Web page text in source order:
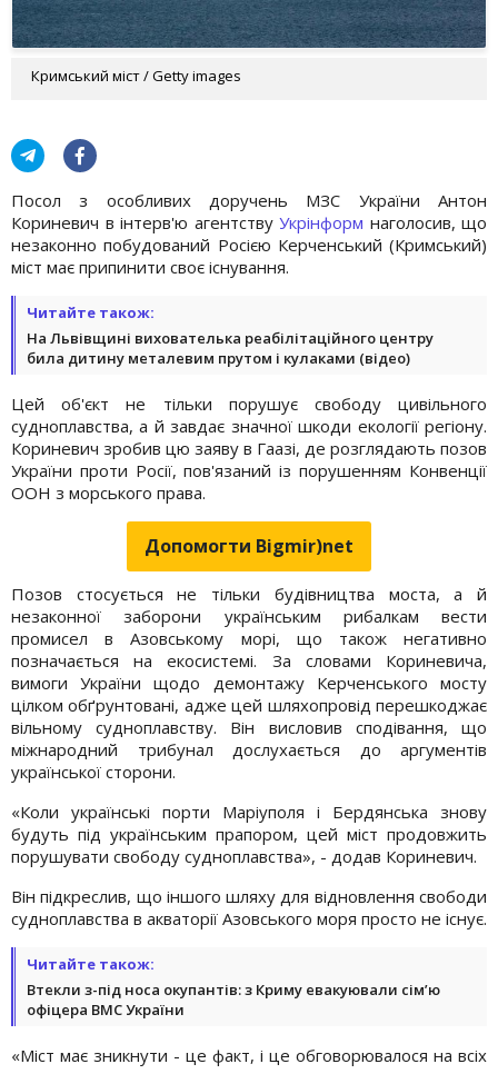
Кримський міст / Getty images
Посол з особливих доручень МЗС України Антон
Кориневич в інтерв'ю агентству Укрінформ наголосив, що
незаконно побудований Росією Керченський (Кримський)
міст має припинити своє існування.
Читайте також:
На Львівщині вихователька реабілітаційного центру
била дитину металевим прутом і кулаками (відео)
Цей об'єкт не тільки порушує свободу цивільного
судноплавства, а й завдає значної шкоди екології регіону.
Кориневич зробив цю заяву в Гаазі, де розглядають позов
України проти Росії, пов'язаний із порушенням Конвенції
ООН з морського права.
Допомогти Bigmir)net
Позов стосується не тільки будівництва моста, а й
незаконної заборони українським рибалкам вести
промисел в Азовському морі, що також негативно
позначається на екосистемі. За словами Кориневича,
вимоги України щодо демонтажу Керченського мосту
цілком обґрунтовані, адже цей шляхопровід перешкоджає
вільному судноплавству. Він висловив сподівання, що
міжнародний трибунал дослухається до аргументів
української сторони.
«Коли українські порти Маріуполя і Бердянська знову
будуть під українським прапором, цей міст продовжить
порушувати свободу судноплавства», - додав Кориневич.
Він підкреслив, що іншого шляху для відновлення свободи
судноплавства в акваторії Азовського моря просто не існує.
Читайте також:
Втекли з-під носа окупантів: з Криму евакуювали сім’ю
офіцера ВМС України
«Міст має зникнути - це факт, і це обговорювалося на всіх